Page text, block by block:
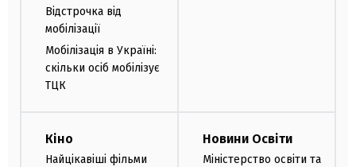
Відстрочка від
мобілізації
Мобілізація в Україні:
скільки осіб мобілізує
ТЦК
Кіно
Найцікавіші фільми
Новини Освіти
Міністерство освіти та